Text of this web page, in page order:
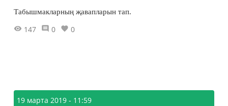
Табышмакларның җавапларын тап.
147 0 0
19 марта 2019 - 11:59